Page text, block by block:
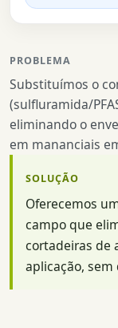
PROBLEMA
Substituímos o
(sulfluramida/
eliminando o
em mananciais
SOLUÇÃO
Oferecemos
campo que
cortadeiras de
aplicação,